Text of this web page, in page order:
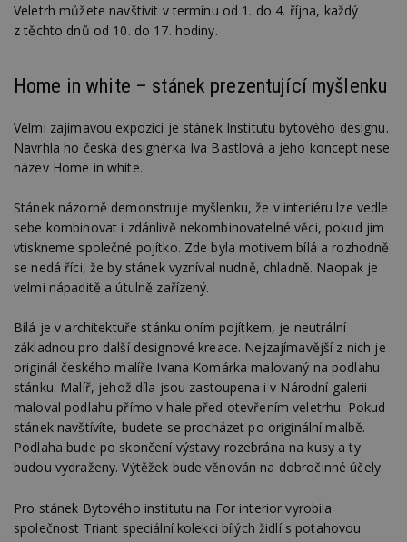
Veletrh můžete navštívit v termínu od 1. do 4. října, každý
z těchto dnů od 10. do 17. hodiny.
Home in white – stánek prezentující myšlenku
Velmi zajímavou expozicí je stánek Institutu bytového designu.
Navrhla ho česká designérka Iva Bastlová a jeho koncept nese
název Home in white.
Stánek názorně demonstruje myšlenku, že v interiéru lze vedle
sebe kombinovat i zdánlivě nekombinovatelné věci, pokud jim
vtiskneme společné pojítko. Zde byla motivem bílá a rozhodně
se nedá říci, že by stánek vyzníval nudně, chladně. Naopak je
velmi nápaditě a útulně zařízený.
Bílá je v architektuře stánku oním pojítkem, je neutrální
základnou pro další designové kreace. Nejzajímavější z nich je
originál českého malíře Ivana Komárka malovaný na podlahu
stánku. Malíř, jehož díla jsou zastoupena i v Národní galerii
maloval podlahu přímo v hale před otevřením veletrhu. Pokud
stánek navštívíte, budete se procházet po originální malbě.
Podlaha bude po skončení výstavy rozebrána na kusy a ty
budou vydraženy. Výtěžek bude věnován na dobročinné účely.
Pro stánek Bytového institutu na For interior vyrobila
společnost Triant speciální kolekci bílých židlí s potahovou